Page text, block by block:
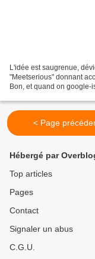
L'idée est saugrenue,
"Meetserious" donnant
Bon, et quand on google-
< Page
Hébergé par
Top articles
Pages
Contact
Signaler un abus
C.G.U.